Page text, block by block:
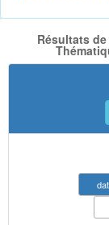
Résultats